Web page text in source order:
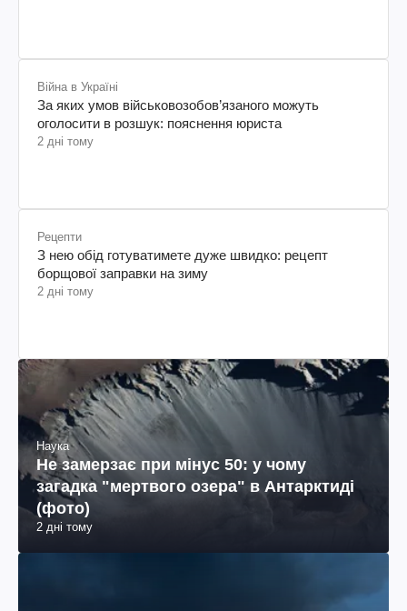
Війна в Україні
За яких умов військовозобов’язаного можуть
оголосити в розшук: пояснення юриста
2 дні тому
Рецепти
З нею обід готуватимете дуже швидко: рецепт
борщової заправки на зиму
2 дні тому
Наука
Не замерзає при мінус 50: у чому
загадка "мертвого озера" в Антарктиді
(фото)
2 дні тому